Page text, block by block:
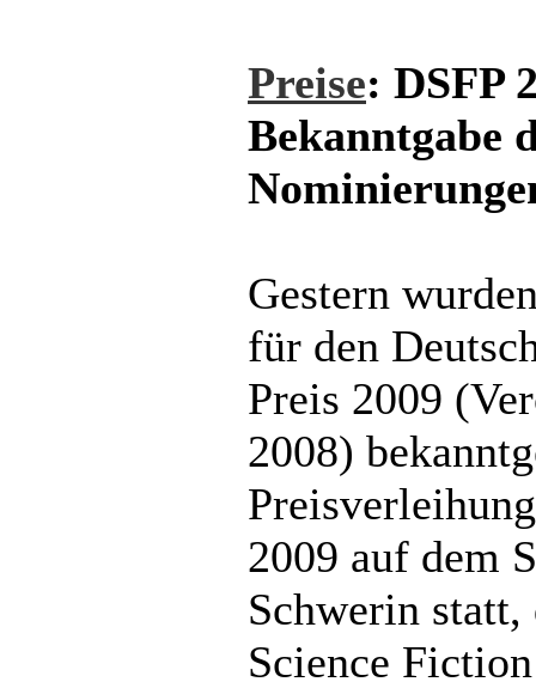
Preise: DSFP
Bekanntgabe
Gestern
für den
Preis 2009
2008)
2009 auf dem
Schwerin statt,
Science